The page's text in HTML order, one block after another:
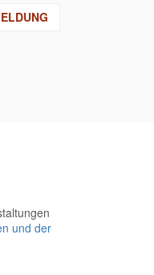
und der